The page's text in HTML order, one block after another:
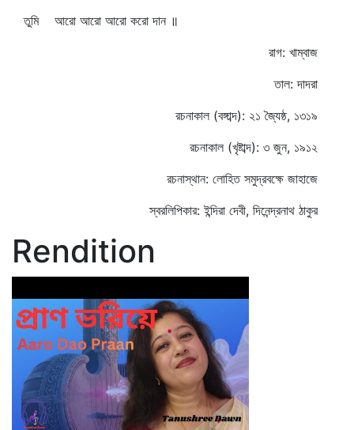
তুমি আরো আরো আরো করো দান ॥
রাগ: খাম্বাজ
তাল: দাদরা
রচনাকাল (বঙ্গাব্দ): ২১ জ্যৈষ্ঠ, ১৩১৯
রচনাকাল (খৃষ্টাব্দ): ৩ জুন, ১৯১২
রচনাস্থান: লোহিত সমুদ্রবক্ষে জাহাজে
স্বরলিপিকার: ইন্দিরা দেবী, দিনেন্দ্রনাথ ঠাকুর
Rendition